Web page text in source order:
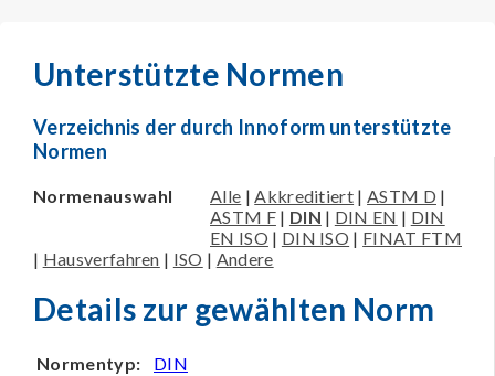
Unterstützte Normen
Verzeichnis der durch Innoform unterstützte
Normen
Normenauswahl Alle |Akkreditiert |ASTM D |
ASTM F| DIN | DIN EN | DIN
EN ISO | DIN ISO | FINAT FTM
| Hausverfahren | ISO | Andere
Details zur gewählten Norm
Normentyp:
DIN